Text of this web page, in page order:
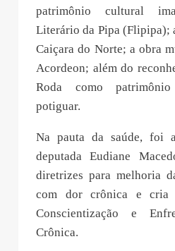
patrimônio cultural
Literário da Pipa (Flipipa);
Caiçara do Norte; a obra
Acordeon; além do
Roda como
potiguar.
Na pauta da saúde, foi
deputada Eudiane
diretrizes para melhoria
com dor crônica e cria
Conscientização e
Crônica.